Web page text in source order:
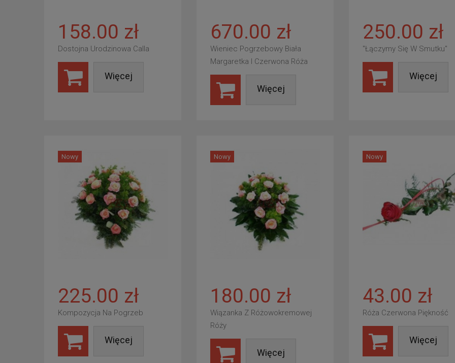
158.00 zł
Dostojna Urodzinowa Calla
Więcej
670.00 zł
Wieniec Pogrzebowy Biała
Margaretka I Czerwona Róża
Więcej
250.00 zł
"Łączymy Się W Smutku"
Więcej
Nowy
225.00 zł
Kompozycja Na Pogrzeb
Więcej
Nowy
180.00 zł
Wiązanka Z Różowokremowej
Róży
Więcej
Nowy
43.00 zł
Róża Czerwona Piękność
Więcej